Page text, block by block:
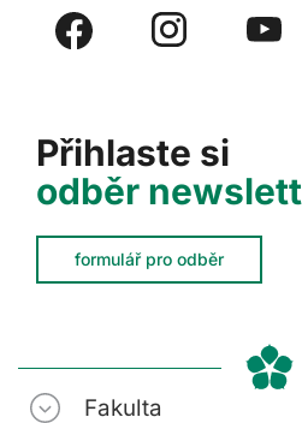
Přihlaste si
odběr
formulář pro odběr
Fakulta